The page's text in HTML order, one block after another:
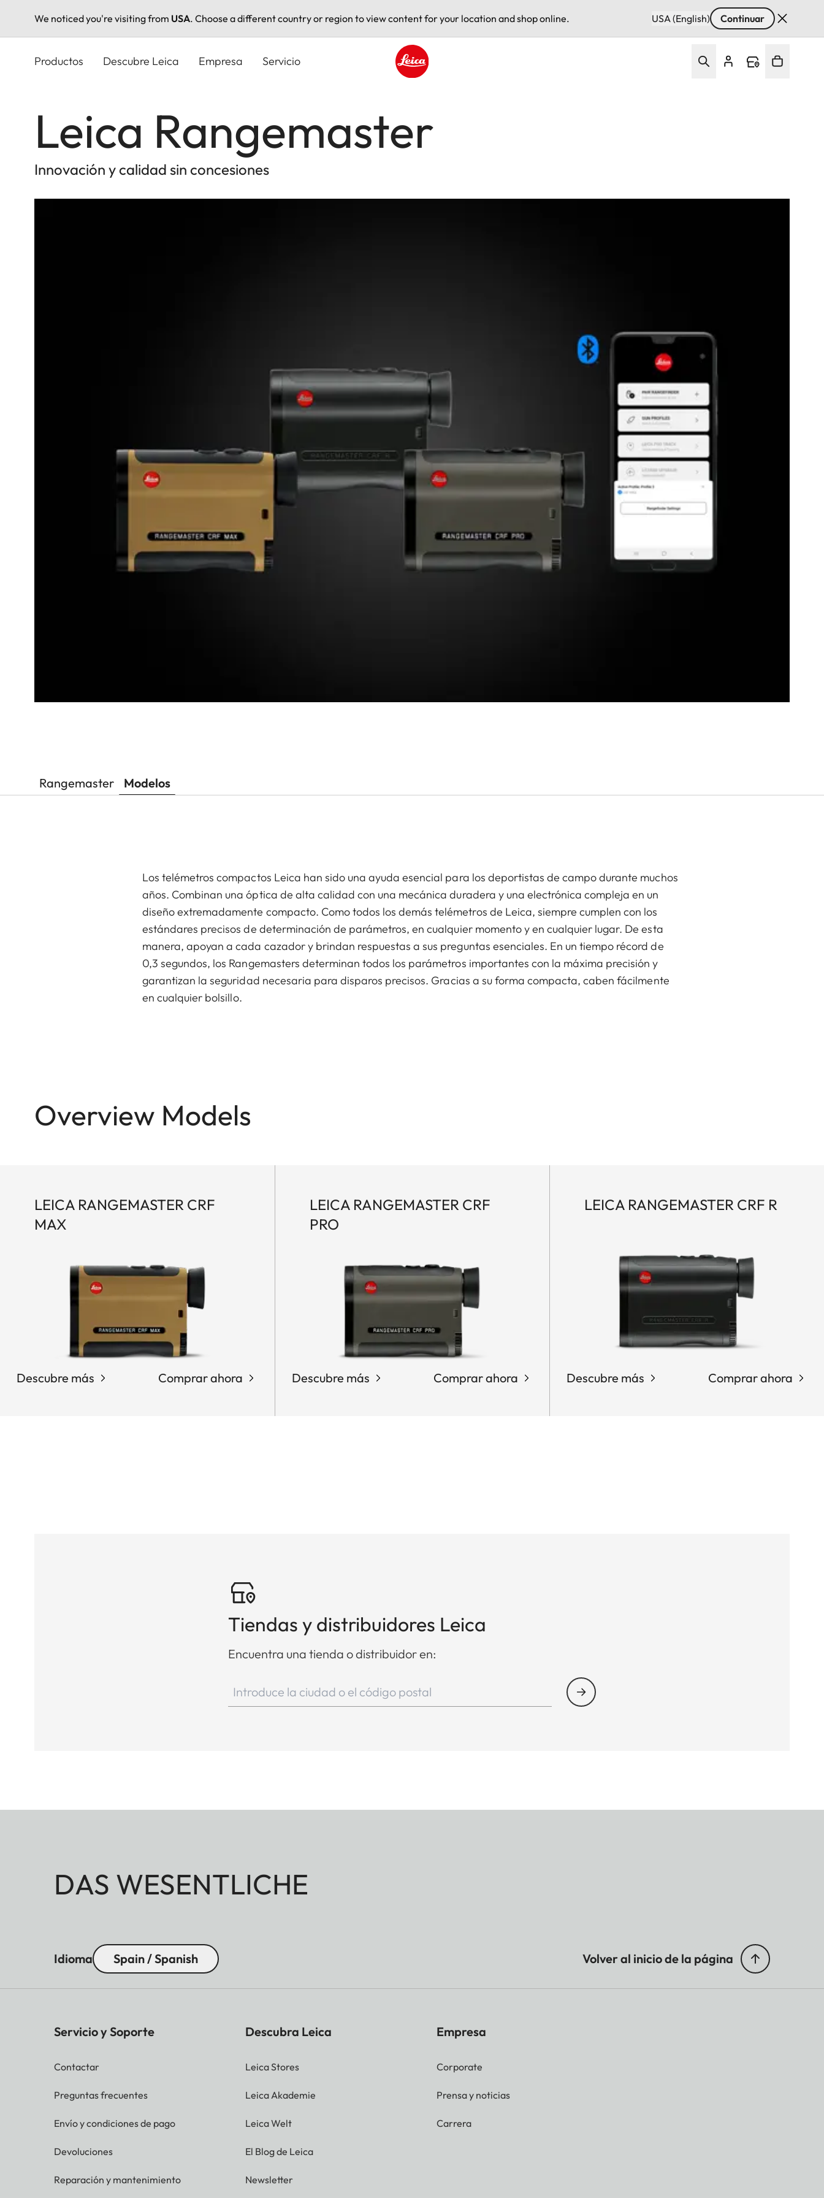
We noticed you're visiting from USA. Choose a different country or region to view content for your location and shop online. USA (English) Continuar
Productos Descubre Leica Empresa Servicio
Leica Rangemaster
Innovación y calidad sin concesiones
Rangemaster Modelos
Los telémetros compactos Leica han sido una ayuda esencial para los deportistas de campo durante muchos
años. Combinan una óptica de alta calidad con una mecánica duradera y una electrónica compleja en un
diseño extremadamente compacto. Como todos los demás telémetros de Leica, siempre cumplen con los
estándares precisos de determinación de parámetros, en cualquier momento y en cualquier lugar. De esta
manera, apoyan a cada cazador y brindan respuestas a sus preguntas esenciales. En un tiempo récord de
0,3 segundos, los Rangemasters determinan todos los parámetros importantes con la máxima precisión y
garantizan la seguridad necesaria para disparos precisos. Gracias a su forma compacta, caben fácilmente
en cualquier bolsillo.
Overview Models
LEICA RANGEMASTER CRF
MAX
Descubre más Comprar ahora
LEICA RANGEMASTER CRF
PRO
Descubre más Comprar ahora
LEICA RANGEMASTER CRF R
Descubre más Comprar ahora
Tiendas y distribuidores Leica
Encuentra una tienda o distribuidor en:
DAS WESENTLICHE
Idioma Spain / Spanish Volver al inicio de la página
Servicio y Soporte
Contactar
Preguntas frecuentes
Envío y condiciones de pago
Devoluciones
Reparación y mantenimiento
Descubra Leica
Leica Stores
Leica Akademie
Leica Welt
El Blog de Leica
Newsletter
Empresa
Corporate
Prensa y noticias
Carrera